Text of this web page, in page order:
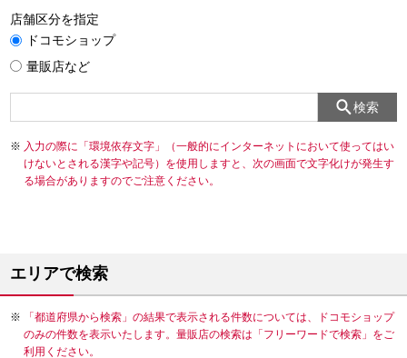
店舗区分を指定
ドコモショップ
量販店など
検索
入力の際に「環境依存文字」（一般的にインターネットにおいて使ってはい
けないとされる漢字や記号）を使用しますと、次の画面で文字化けが発生す
る場合がありますのでご注意ください。
エリアで検索
「都道府県から検索」の結果で表示される件数については、ドコモショップ
のみの件数を表示いたします。量販店の検索は「フリーワードで検索」をご
利用ください。